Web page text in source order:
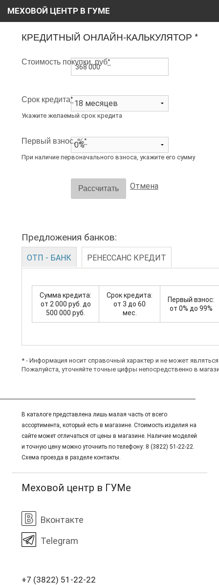
МЕХОВОЙ ЦЕНТР В ГУМЕ
ГЛАВНАЯ
КРЕДИТНЫЙ ОНЛАЙН-КАЛЬКУЛЯТОР *
Стоимость покупки, руб*
Срок кредита*
Укажите желаемый срок кредита
Первый взнос, %*
При наличие первоначального взноса, укажите его сумму
Рассчитать Отмена
Предложения банков:
ОТП - БАНК РЕНЕССАНС КРЕДИТ
Сумма кредита:
от 2 000 руб. до
500 000 руб.
Срок кредита:
от 3 до 60
мес.
Первый взнос:
от 0% до 99%
* - Информация носит справочный характер и не может
Пожалуйста, уточняйте точные цифры непосредственно в
В каталоге представлена лишь малая часть от всего
ассортимента, который есть в магазине. Стоимость изделия на
сайте может отличаться от цены в магазине. Наличие моделей
и точную цену можно уточнить по телефону: 8 (3822) 51-22-22.
Схема проезда в разделе контакты.
Меховой центр в ГУМе
Вконтакте
Telegram
+7 (3822) 51-22-22